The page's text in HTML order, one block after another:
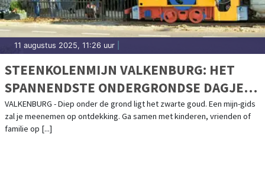
11 augustus 2025, 11:26 uur
STEENKOLENMIJN VALKENBURG: HET
SPANNENDSTE ONDERGRONDSE DAGJE
UIT IN VALKENBURG
VALKENBURG - Diep onder de grond ligt het zwarte goud. Een mijn-gids
zal je meenemen op ontdekking. Ga samen met kinderen, vrienden of
familie op [...]